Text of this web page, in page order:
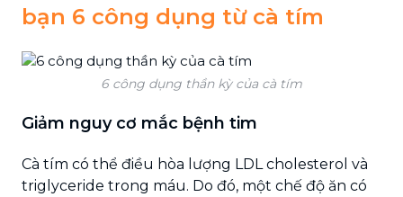
bạn 6 công dụng từ cà tím
6 công dụng thần kỳ của cà tím
Giảm nguy cơ mắc bệnh tim
Cà tím có thể điều hòa lượng LDL cholesterol và
triglyceride trong máu. Do đó, một chế độ ăn có